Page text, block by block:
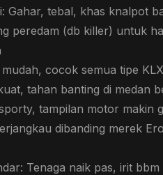
Gahar, tebal, khas knalpot
peredam (db killer) untuk
cocok semua tipe
tahan banting di medan
tampilan motor makin
dibanding merek
Tenaga naik pas, irit bbm